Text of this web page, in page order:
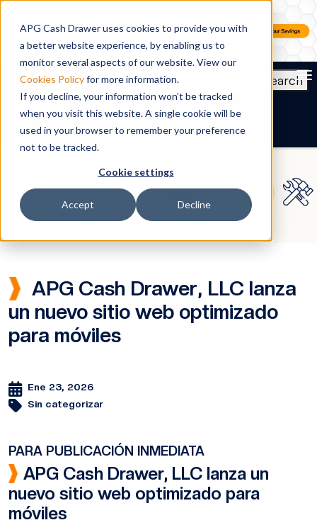
APG Cash Drawer uses cookies to provide you with
a better website experience, by enabling us to
monitor several aspects of our website. View our
Cookies Policyfor more information.
If you decline, your information won’t be tracked
when you visit this website. A single cookie will be
used in your browser to remember your preference
not to be tracked.
Cookie settings
Accept Decline
Search
ES
APG Cash Drawer, LLC lanza
un nuevo sitio web optimizado
para móviles
Ene 23, 2026
Sin categorizar
PARA PUBLICACIÓN INMEDIATA
APG Cash Drawer, LLC lanza un
nuevo sitio web optimizado para
móviles